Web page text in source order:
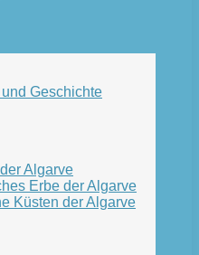
Geschichte
Algarve
Erbe der Algarve
Küsten der Algarve